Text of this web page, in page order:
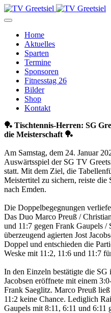
Home
Aktuelles
Sparten
Termine
Sponsoren
Fitnesstag 26
Bilder
Shop
Kontakt
🏓 Tischtennis-Herren: SG
die Meisterschaft 🏓
Am Samstag, dem 24. Januar
Auswärtsspiel der SG TV
statt. Mit dem Ziel, die
Meistertitel zu sichern, reiste
nach Emden.
Die Doppelbegegnungen
Das Duo Marco Preuß /
und 11:7 gegen Frank Gaupels /
überzeugend agierten Jost
Doppel und entschieden die
Weske mit 11:2, 11:6 und 11:7
In den Einzeln bestätigte die SG
Jacobsen eröffnete mit einem
Frank Saeglitz. Marco Preuß
11:2 keine Chance. Lediglich
Gaupels mit 8:11, 6:11 und 6:11